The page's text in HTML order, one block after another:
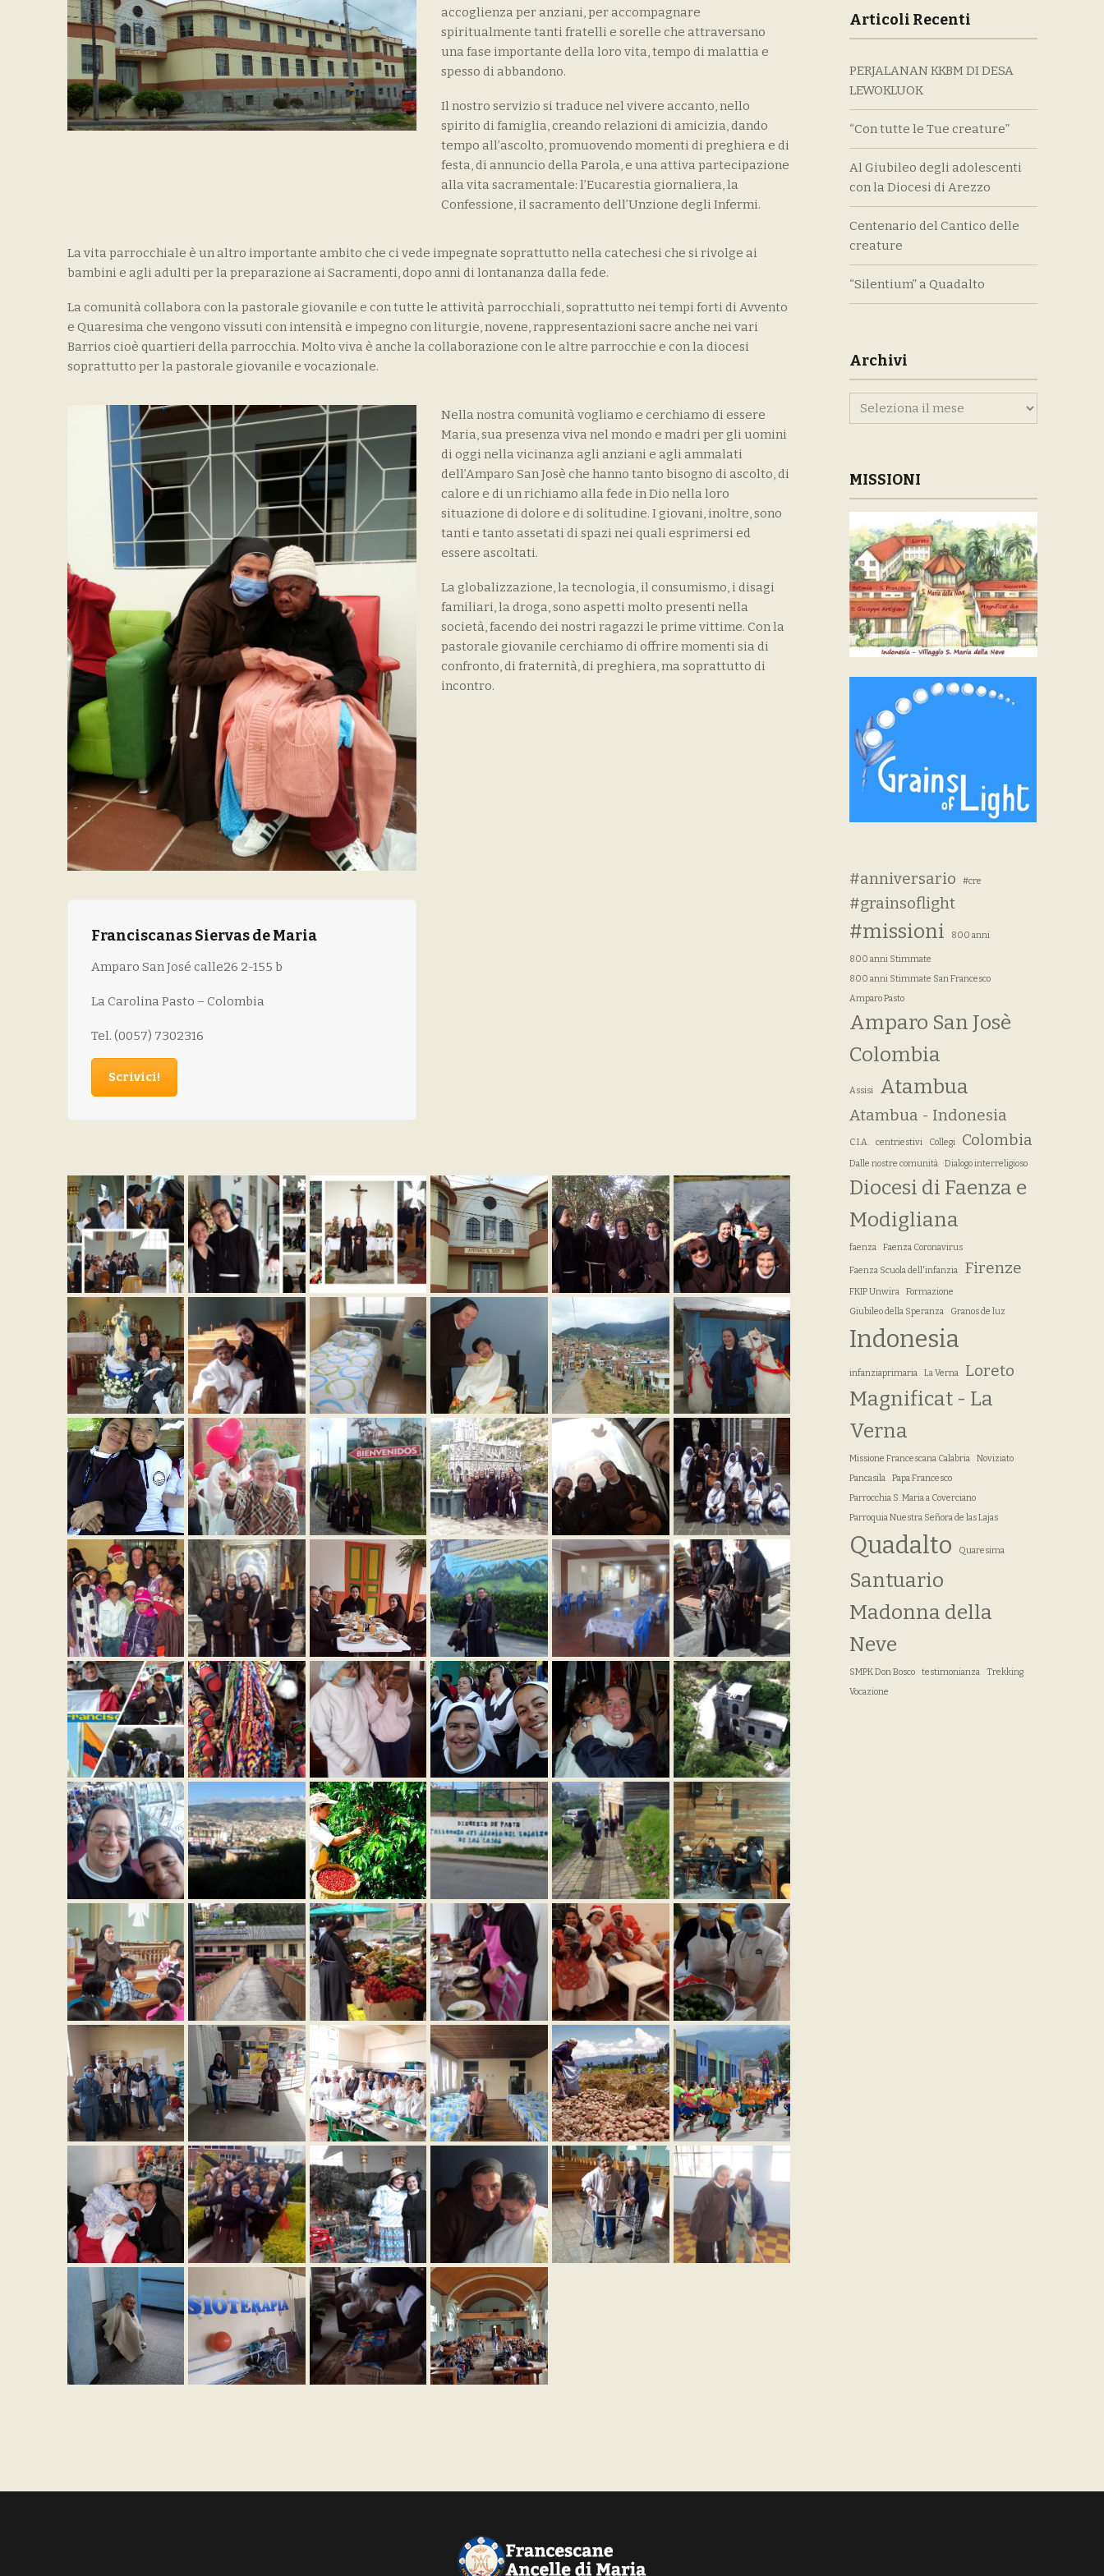
accoglienza per anziani, per accompagnare
spiritualmente tanti fratelli e sorelle che attraversano
una fase importante della loro vita, tempo di malattia e
spesso di abbandono.
Il nostro servizio si traduce nel vivere accanto, nello
spirito di famiglia, creando relazioni di amicizia, dando
tempo all’ascolto, promuovendo momenti di preghiera e di
festa, di annuncio della Parola, e una attiva partecipazione
alla vita sacramentale: l’Eucarestia giornaliera, la
Confessione, il sacramento dell’Unzione degli Infermi.
La vita parrocchiale è un altro importante ambito che ci vede impegnate soprattutto nella catechesi che si rivolge ai
bambini e agli adulti per la preparazione ai Sacramenti, dopo anni di lontananza dalla fede.
La comunità collabora con la pastorale giovanile e con tutte le attività parrocchiali, soprattutto nei tempi forti di Avvento
e Quaresima che vengono vissuti con intensità e impegno con liturgie, novene, rappresentazioni sacre anche nei vari
Barrios cioè quartieri della parrocchia. Molto viva è anche la collaborazione con le altre parrocchie e con la diocesi
soprattutto per la pastorale giovanile e vocazionale.
Nella nostra comunità vogliamo e cerchiamo di essere
Maria, sua presenza viva nel mondo e madri per gli uomini
di oggi nella vicinanza agli anziani e agli ammalati
dell’Amparo San Josè che hanno tanto bisogno di ascolto, di
calore e di un richiamo alla fede in Dio nella loro
situazione di dolore e di solitudine. I giovani, inoltre, sono
tanti e tanto assetati di spazi nei quali esprimersi ed
essere ascoltati.
La globalizzazione, la tecnologia, il consumismo, i disagi
familiari, la droga, sono aspetti molto presenti nella
società, facendo dei nostri ragazzi le prime vittime. Con la
pastorale giovanile cerchiamo di offrire momenti sia di
confronto, di fraternità, di preghiera, ma soprattutto di
incontro.
Franciscanas Siervas de Maria
Amparo San José calle26 2-155 b
La Carolina Pasto – Colombia
Tel. (0057) 7302316
Scrivici!
Articoli Recenti
PERJALANAN KKBM DI DESA
LEWOKLUOK
“Con tutte le Tue creature”
Al Giubileo degli adolescenti
con la Diocesi di Arezzo
Centenario del Cantico delle
creature
“Silentium” a Quadalto
Archivi
Archivi
MISSIONI
#anniversario #cre
#grainsoflight
#missioni 800 anni
800 anni Stimmate
800 anni Stimmate San Francesco
Amparo Pasto
Amparo San Josè
Colombia
Assisi Atambua
Atambua - Indonesia
C.I.A. centriestivi Collegi Colombia
Dalle nostre comunità Dialogo interreligioso
Diocesi di Faenza e
Modigliana
faenza Faenza Coronavirus
Faenza Scuola dell'infanzia Firenze
FKIP Unwira
Formazione
Giubileo della Speranza
Granos de luz
Indonesia
infanziaprimaria La Verna Loreto
Magnificat - La
Verna
Missione Francescana Calabria
Noviziato
Pancasila
Papa Francesco
Parrocchia S. Maria a Coverciano
Parroquia Nuestra Señora de las Lajas
Quadalto Quaresima
Santuario
Madonna della
Neve
SMPK Don Bosco testimonianza
Trekking
Vocazione